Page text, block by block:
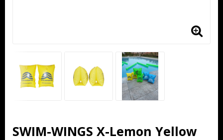
SWIM-WINGS X-Lemon Yellow